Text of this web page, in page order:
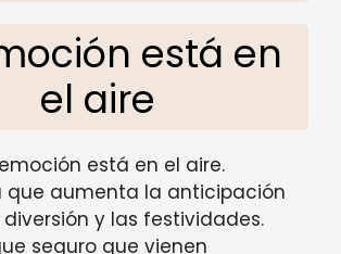
está en
el aire
está en el aire.
que aumenta la anticipación
diversión y las festividades.
seguro que vienen